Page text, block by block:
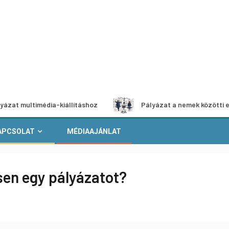
kiállításhoz Pályázat a nemek közötti
MÉDIAAJÁNLAT
egy pályázatot?